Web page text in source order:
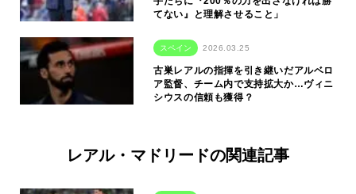
てない』と理解させること」
スペイン 2026.03.25
古巣レアルの指揮を引き継いだアルベロ
ア監督、チーム内で支持拡大か…ヴィニ
シウスの信頼も獲得？
レアル・マドリードの関連記事